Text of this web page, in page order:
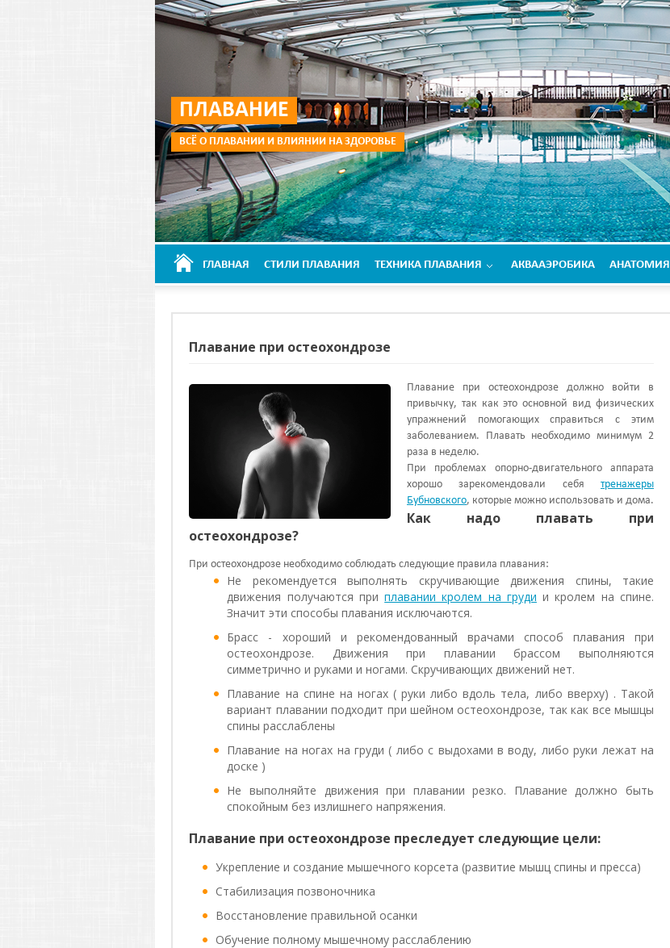
ПЛАВАНИЕ
ВСЁ О ПЛАВАНИИ И ВЛИЯНИИ НА ЗДОРОВЬЕ
ГЛАВНАЯ СТИЛИ ПЛАВАНИЯ ТЕХНИКА ПЛАВАНИЯ АКВААЭРОБИКА АНАТОМИЯ
Плавание при остеохондрозе
Плавание при остеохондрозе должно войти в
привычку, так как это основной вид физических
упражнений помогающих справиться с этим
заболеванием. Плавать необходимо минимум 2
раза в неделю.
При проблемах опорно-двигательного аппарата
хорошо зарекомендовали себя тренажеры
Бубновского, которые можно использовать и дома.
Как надо плавать при
остеохондрозе?
При остеохондрозе необходимо соблюдать следующие правила плавания:
Не рекомендуется выполнять скручивающие движения спины, такие
движения получаются приплавании кролем на груди и кролем на спине.
Значит эти способы плавания исключаются.
Брасс - хороший и рекомендованный врачами способ плавания при
остеохондрозе. Движения при плавании брассом выполняются
симметрично и руками и ногами. Скручивающих движений нет.
Плавание на спине на ногах ( руки либо вдоль тела, либо вверху) . Такой
вариант плавании подходит при шейном остеохондрозе, так как все мышцы
спины расслаблены
Плавание на ногах на груди ( либо с выдохами в воду, либо руки лежат на
доске )
Не выполняйте движения при плавании резко. Плавание должно быть
спокойным без излишнего напряжения.
Плавание при остеохондрозе преследует следующие цели:
Укрепление и создание мышечного корсета (развитие мышц спины и пресса)
Стабилизация позвоночника
Восстановление правильной осанки
Обучение полному мышечному расслаблению